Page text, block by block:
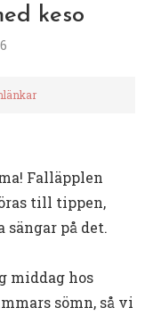
keso
Falläpplen
till tippen,
på det.
middag hos
sömn, så vi